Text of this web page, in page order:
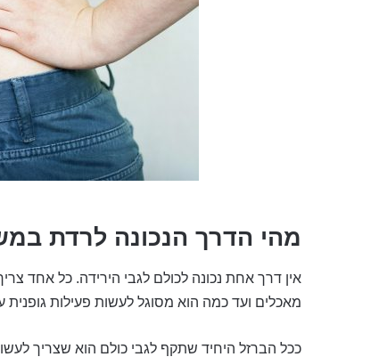
מהי הדרך הנכונה לרדת
אין דרך אחת נכונה לכולם לגבי הירידה. כל אחד
מאכלים ועד כמה הוא מסוגל לעשות פעילות
ככל הברזל היחיד שתקף לגבי כולם הוא שצריך